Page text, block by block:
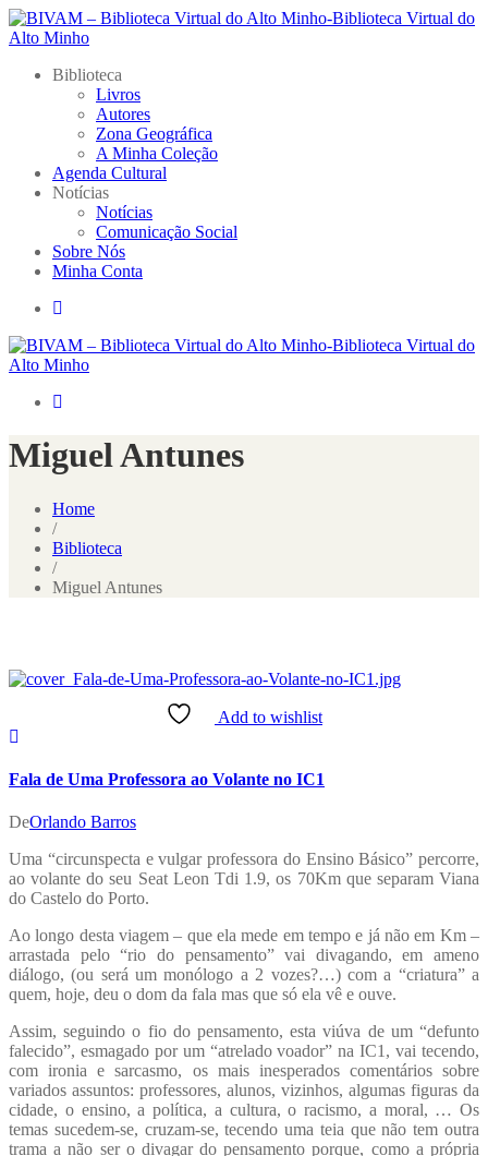
Biblioteca
Livros
Autores
Zona Geográfica
A Minha Coleção
Agenda Cultural
Notícias
Notícias
Comunicação Social
Sobre Nós
Minha Conta
Miguel Antunes
Home
/
Biblioteca
/
Miguel Antunes
Add to wishlist
Fala de Uma Professora ao Volante no IC1
DeOrlando Barros
Uma “circunspecta e vulgar professora do Ensino Básico” percorre,
ao volante do seu Seat Leon Tdi 1.9, os 70Km que separam Viana
do Castelo do Porto.
Ao longo desta viagem – que ela mede em tempo e já não em Km –
arrastada pelo “rio do pensamento” vai divagando, em ameno
diálogo, (ou será um monólogo a 2 vozes?…) com a “criatura” a
quem, hoje, deu o dom da fala mas que só ela vê e ouve.
Assim, seguindo o fio do pensamento, esta viúva de um “defunto
falecido”, esmagado por um “atrelado voador” na IC1, vai tecendo,
com ironia e sarcasmo, os mais inesperados comentários sobre
variados assuntos: professores, alunos, vizinhos, algumas figuras da
cidade, o ensino, a política, a cultura, o racismo, a moral, … Os
temas sucedem-se, cruzam-se, tecendo uma teia que não tem outra
trama a não ser o divagar do pensamento porque, como a própria